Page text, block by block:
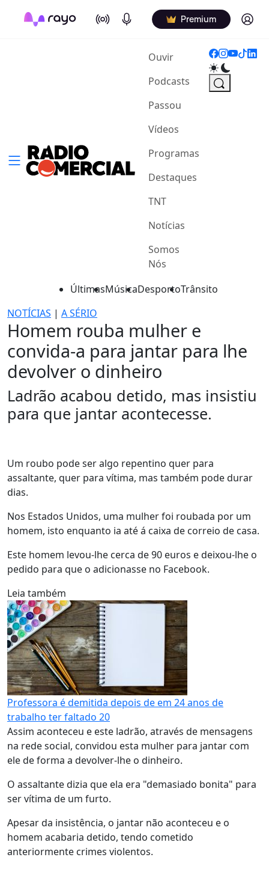
On Air Podcasts Premium Log in
Ouvir(current)
Podcasts
Passou
Vídeos
Programas
Destaques
TNT
Notícias
Somos
Nós
ÚltimasMúsicaDesportoTrânsito
NOTÍCIAS | A SÉRIO
Homem rouba mulher e
convida-a para jantar para lhe
devolver o dinheiro
Ladrão acabou detido, mas insistiu
para que jantar acontecesse.
Um roubo pode ser algo repentino quer para
assaltante, quer para vítima, mas também pode durar
dias.
Nos Estados Unidos, uma mulher foi roubada por um
homem, isto enquanto ia até á caixa de correio de casa.
Este homem levou-lhe cerca de 90 euros e deixou-lhe o
pedido para que o adicionasse no Facebook.
Leia também
Professora é demitida depois de em 24 anos de
trabalho ter faltado 20
Assim aconteceu e este ladrão, através de mensagens
na rede social, convidou esta mulher para jantar com
ele de forma a devolver-lhe o dinheiro.
O assaltante dizia que ela era "demasiado bonita" para
ser vítima de um furto.
Apesar da insistência, o jantar não aconteceu e o
homem acabaria detido, tendo cometido
anteriormente crimes violentos.